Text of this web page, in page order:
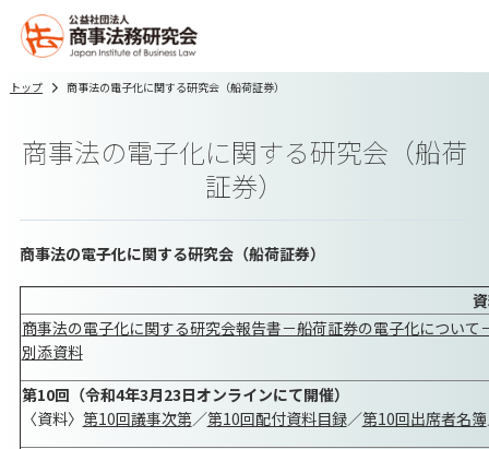
トップ 商事法の電子化に関する研究会（船荷証券）
商事法の電子化に関する研究会（船荷
証券）
商事法の電子化に関する研究会（船荷証券）
商事法の電子化に関する研究会報告書－船荷証券の電子化について
別添資料
第10回（令和4年3月23日オンラインにて開催）
〈資料〉 第10回議事次第／第10回配付資料目録／第10回出席者名簿